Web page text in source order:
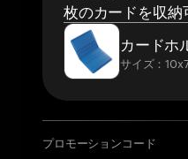
枚のカードを収納
カードホ
サイズ：
プロモーションコード